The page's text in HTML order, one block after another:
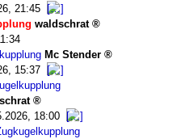
21:45
waldschrat
Mc Stender
15:37
18:00